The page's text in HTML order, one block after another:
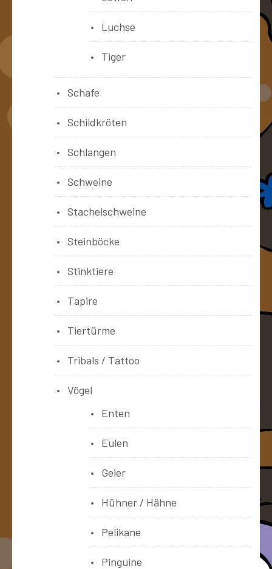
Luchse
Tiger
Schafe
Schildkröten
Schlangen
Schweine
Stachelschweine
Steinböcke
Stinktiere
Tapire
Tiertürme
Tribals / Tattoo
Vögel
Enten
Eulen
Geier
Hühner / Hähne
Pelikane
Pinguine